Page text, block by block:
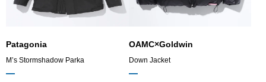
Patagonia
M’s Stormshadow Parka
OAMC×Goldwin
Down Jacket